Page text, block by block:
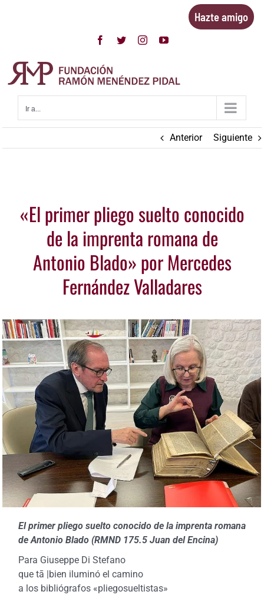
Hazte amigo
Facebook
TwitterInstagramYouTube
Ir a...
Anterior Siguiente
imagen«El primer pliego suelto conocido
de la imprenta romana de
Antonio Blado» por Mercedes
Fernández Valladares
El primer pliego suelto conocido de la imprenta romana
de Antonio Blado (RMND 175.5 Juan del Encina)
Para Giuseppe Di Stefano
que tā |bien iluminó el camino
a los bibliógrafos «pliegosueltistas»